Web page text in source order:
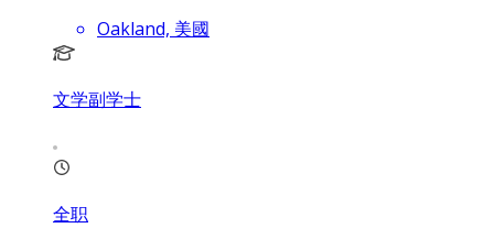
Oakland, 美國
文学副学士
全职